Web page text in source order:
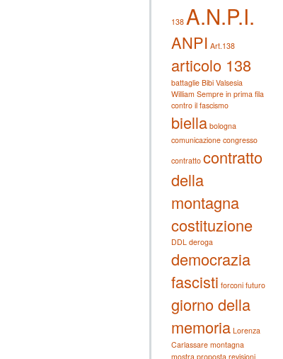
138 A.N.P.I.
ANPI Art.138
articolo 138
battaglie Bibi Valsesia
William Sempre in prima fila
contro il fascismo
biella bologna
comunicazione congresso
contratto contratto
della
montagna
costituzione
DDL deroga
democrazia
fascisti forconi futuro
giorno della
memoria Lorenza
Carlassare montagna
mostra proposta revisioni